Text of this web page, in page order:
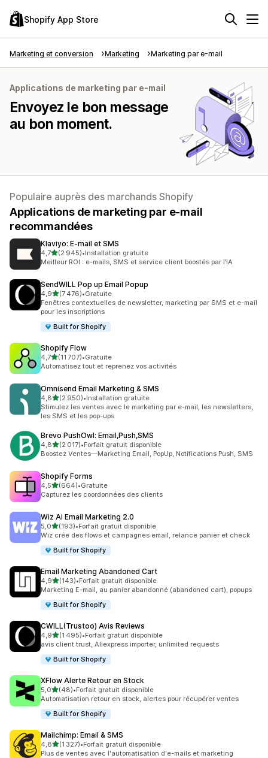
Shopify App Store
Marketing et conversion Marketing Marketing par e-mail
Applications de marketing par e-mail
Envoyez le bon message
au bon moment.
Populaire auprès des marchands Shopify
Applications de marketing par e-mail
recommandées
Klaviyo: E‑mail et SMS
4,7étoile(s) sur 5
(2 945)
2945 avis au total
•Installation gratuite
Meilleur ROI : e-mails, SMS et service client boostés par l’IA
SendWILL Pop up Email Popup
4,9étoile(s) sur 5
(7 476)
7476 avis au total
•Gratuite
Fenêtres contextuelles de newsletter, marketing par SMS et e-mail
pour les inscriptions
Built for Shopify
Shopify Flow
4,7étoile(s) sur 5
(11 707)
11707 avis au total
•Gratuite
Automatisez tout et reprenez vos activités
Omnisend Email Marketing & SMS
4,8étoile(s) sur 5
(2 950)
2950 avis au total
•Installation gratuite
Stimulez les ventes avec le marketing par e-mail, les newsletters,
les SMS et les pop-ups
Brevo PushOwl: Email,Push,SMS
4,8étoile(s) sur 5
(2 017)
2017 avis au total
•Forfait gratuit disponible
Boostez Ventes—Marketing Email, PopUp, Notifications Push, SMS
Shopify Forms
4,5étoile(s) sur 5
(664)
664 avis au total
•Gratuite
Capturez les coordonnées des clients
Wiz Ai Email Marketing 2.0
5,0étoile(s) sur 5
(193)
193 avis au total
•Forfait gratuit disponible
Wiz crée des flows et campagnes email, relance panier et check
Built for Shopify
Email Marketing Abandoned Cart
4,9étoile(s) sur 5
(143)
143 avis au total
•Forfait gratuit disponible
Marketing E-mail, au panier abandonné (abandoned cart), popups
Built for Shopify
CWILL(Trustoo) Avis Reviews
4,9étoile(s) sur 5
(1 495)
1495 avis au total
•Forfait gratuit disponible
avis client trust, Aliexpress importer, unlimited requests
Built for Shopify
XFlow Alerte Retour en Stock
5,0étoile(s) sur 5
(48)
48 avis au total
•Forfait gratuit disponible
Automatisation retour en stock, alertes pour récupérer ventes
Built for Shopify
Mailchimp: Email & SMS
4,8étoile(s) sur 5
(1 327)
1327 avis au total
•Forfait gratuit disponible
Plus de ventes avec l'automatisation d'e-mails et marketing